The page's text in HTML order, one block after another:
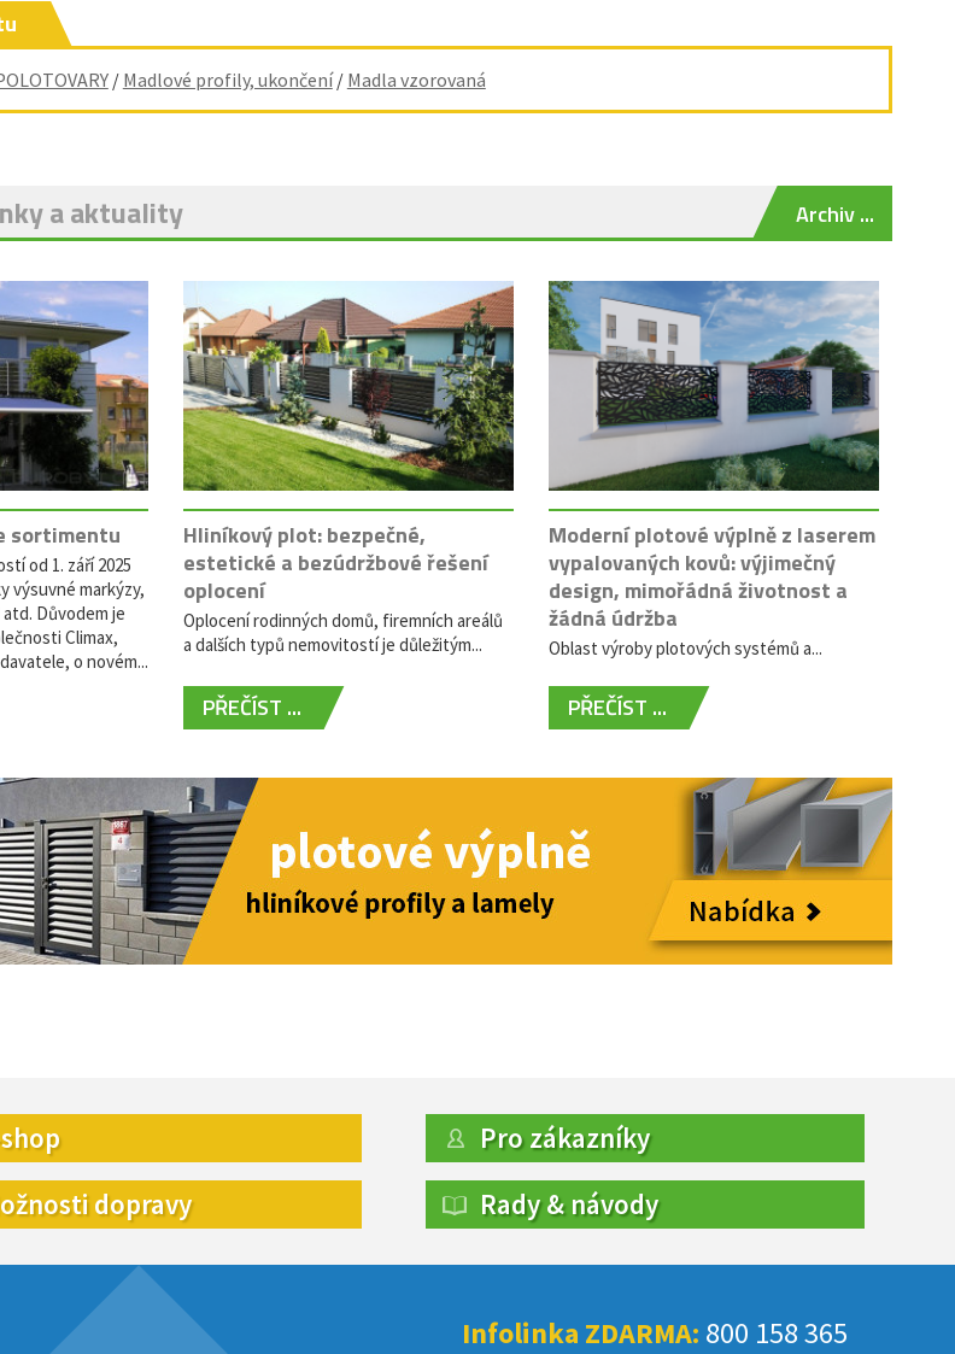
/ Madlové profily, ukončení/ Madla vzorovaná
a aktuality
sortimentu
od 1. září 2025
výsuvné markýzy,
Důvodem je
Climax,
o novém...
Hliníkový plot: bezpečné,
estetické a bezúdržbové řešení
oplocení
Oplocení rodinných domů, firemních areálů
a dalších typů nemovitostí je důležitým...
PŘEČÍST ...
Moderní plotové výplně z laserem
vypalovaných kovů: výjimečný
design, mimořádná životnost a
žádná údržba
Oblast výroby plotových systémů a...
PŘEČÍST ...
Archiv ...
dopravy
Pro zákazníky
Rady & návody
Infolinka ZDARMA: 800 158 365